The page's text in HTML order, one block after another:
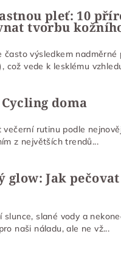
pleť: 10
tvorbu
často výsledkem nadměrné
což vede k lesklému
doma
večerní rutinu podle
z největších trendů...
glow: Jak
slunce, slané vody a
naši náladu, ale ne vž...